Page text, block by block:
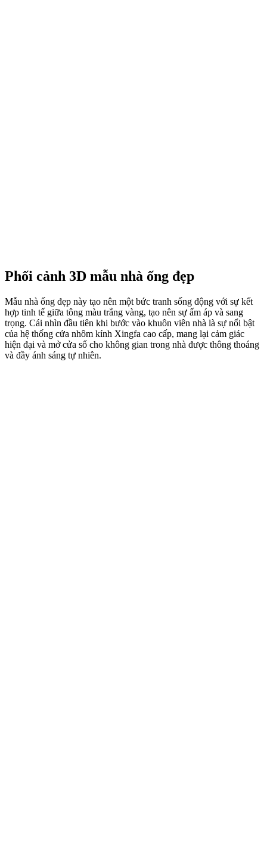
Phối cảnh 3D mẫu nhà ống đẹp
Mẫu nhà ống đẹp này tạo nên một bức tranh sống động với sự kết
hợp tinh tế giữa tông màu trắng vàng, tạo nên sự ấm áp và sang
trọng. Cái nhìn đầu tiên khi bước vào khuôn viên nhà là sự nổi bật
của hệ thống cửa nhôm kính Xingfa cao cấp, mang lại cảm giác
hiện đại và mở cửa sổ cho không gian trong nhà được thông thoáng
và đầy ánh sáng tự nhiên.